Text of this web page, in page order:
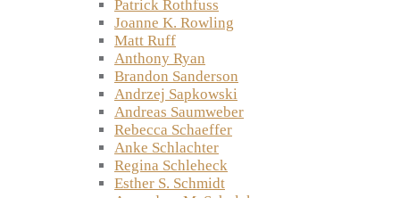
Patrick Rothfuss
Joanne K. Rowling
Matt Ruff
Anthony Ryan
Brandon Sanderson
Andrzej Sapkowski
Andreas Saumweber
Rebecca Schaeffer
Anke Schlachter
Regina Schleheck
Esther S. Schmidt